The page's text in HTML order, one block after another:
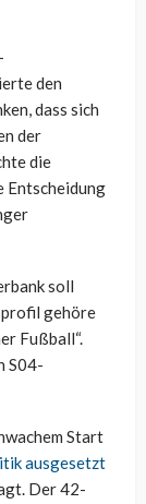
den
dass sich
der
die
Entscheidung
soll
gehöre
Fußball“.
S04-
Start
ausgesetzt
Der 42-